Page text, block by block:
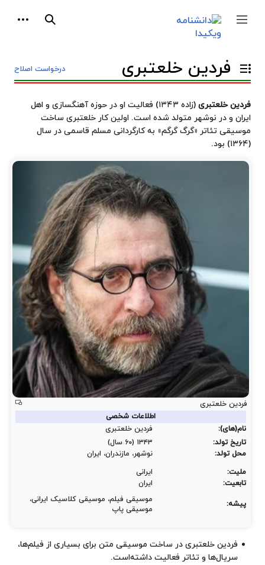
جمع و باز کردن نوار کناری جستجو
درخواست اصلاح تغییر وضعیت فهرست محتویات فردین خلعتبری
فردین خلعتبری
(زاده ۱۳۴۳) فعالیت او در حوزه آهنگسازی و اهل
ایران و در نوشهر متولد شده است. اولین کار خلعتبری ساخت
موسیقی تئاتر «گرگ گرگم» به کارگردانی مسلم قاسمی در سال
(۱۳۶۴) بود.
فردین خلعتبری
اطلاعات شخصی
نام(های):
فردین خلعتبری
تاریخ تولد:
۱۳۴۳ (۶۰ سال)
محل تولد:
نوشهر، مازندران، ایران
ملیت:
ایرانی
تابعیت:
ایران
پیشه:
موسیقی فیلم، موسیقی کلاسیک ایرانی،
موسیقی پاپ
فعالیت‌ها
فردین خلعتبری در ساخت موسیقی متن برای بسیاری از فیلم‌ها،
سریال‌ها و تئاتر فعالیت داشته‌است.